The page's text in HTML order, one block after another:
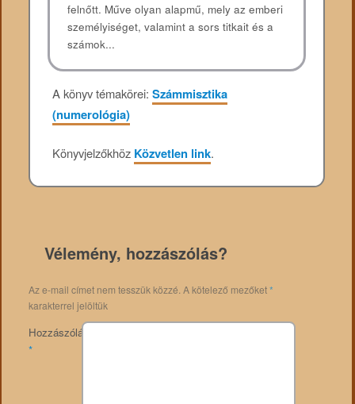
felnőtt. Műve olyan alapmű, mely az emberi
személyiséget, valamint a sors titkait és a
számok...
A könyv témakörei:Számmisztika
(numerológia)
Könyvjelzőkhöz Közvetlen link.
Vélemény, hozzászólás?
Az e-mail címet nem tesszük közzé. A kötelező mezőket*
karakterrel jelöltük
Hozzászólás
*